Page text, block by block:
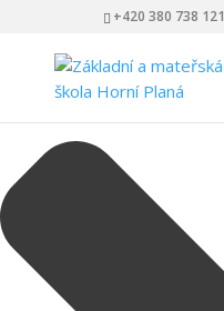
Spravovat Souhlas s cookies
+420 380 738 121